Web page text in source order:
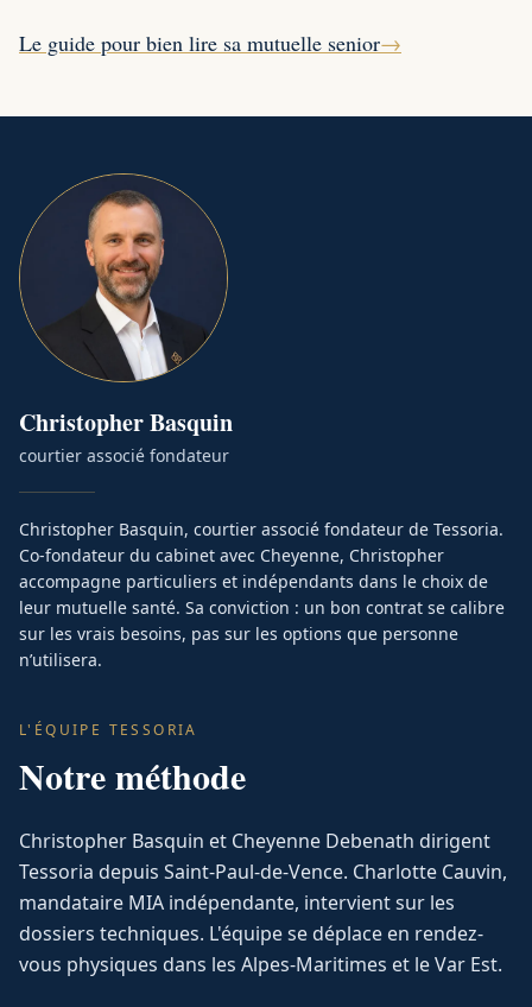
Le guide pour bien lire sa mutuelle senior→
ChristopherBasquin
courtier associé fondateur
Christopher Basquin, courtier associé fondateur de Tessoria.
Co-fondateur du cabinet avec Cheyenne, Christopher
accompagne particuliers et indépendants dans le choix de
leur mutuelle santé. Sa conviction : un bon contrat se calibre
sur les vrais besoins, pas sur les options que personne
n’utilisera.
L'ÉQUIPE TESSORIA
Notre méthode
Christopher Basquin et Cheyenne Debenath dirigent
Tessoria depuis Saint-Paul-de-Vence. Charlotte Cauvin,
mandataire MIA indépendante, intervient sur les
dossiers techniques. L'équipe se déplace en rendez-
vous physiques dans les Alpes-Maritimes et le Var Est.